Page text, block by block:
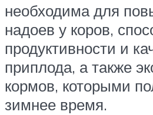
необходима для
надоев у коров,
продуктивности и
приплода, а также
кормов, которыми
зимнее время.